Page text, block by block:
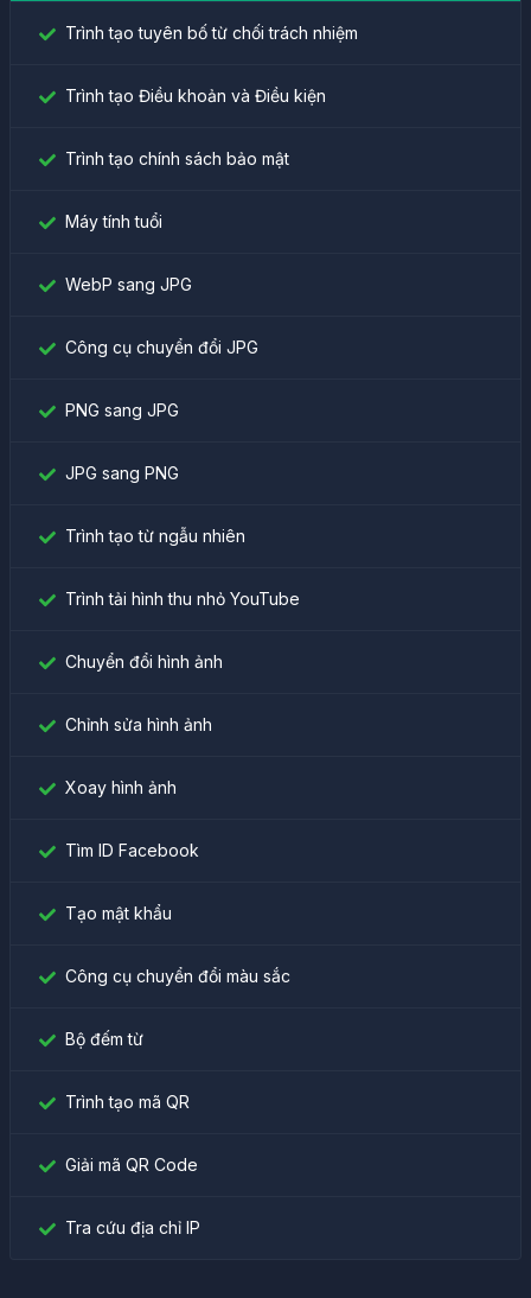
Trình tạo tuyên bố từ chối trách nhiệm
Trình tạo Điều khoản và Điều kiện
Trình tạo chính sách bảo mật
Máy tính tuổi
WebP sang JPG
Công cụ chuyển đổi JPG
PNG sang JPG
JPG sang PNG
Trình tạo từ ngẫu nhiên
Trình tải hình thu nhỏ YouTube
Chuyển đổi hình ảnh
Chỉnh sửa hình ảnh
Xoay hình ảnh
Tìm ID Facebook
Tạo mật khẩu
Công cụ chuyển đổi màu sắc
Bộ đếm từ
Trình tạo mã QR
Giải mã QR Code
Tra cứu địa chỉ IP